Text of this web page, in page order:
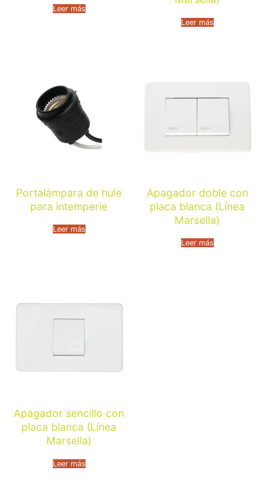
Leer más
Leer más
Portalámpara de hule
para intemperie
Leer más
Apagador doble con
placa blanca (Línea
Marsella)
Leer más
Apagador sencillo con
placa blanca (Línea
Marsella)
Leer más